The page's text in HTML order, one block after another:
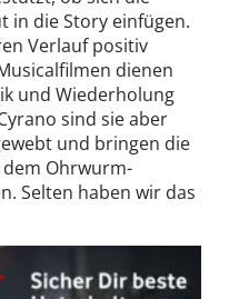
in die Story einfügen.
Verlauf positiv
dienen
und Wiederholung
sind sie aber
und bringen die
Ohrwurm-
Selten haben wir das